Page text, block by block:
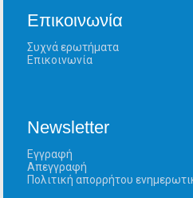
Επικοινωνία
Συχνά ερωτήματα
Επικοινωνία
Newsletter
Εγγραφή
Απεγγραφή
Πολιτική απορρήτου